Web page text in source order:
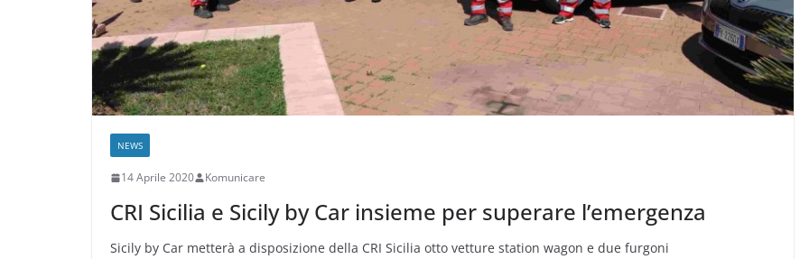
NEWS
14 Aprile 2020 Komunicare
CRI Sicilia e Sicily by Car insieme per superare l’emergenza
Sicily by Car metterà a disposizione della CRI Sicilia otto vetture station wagon e due furgoni